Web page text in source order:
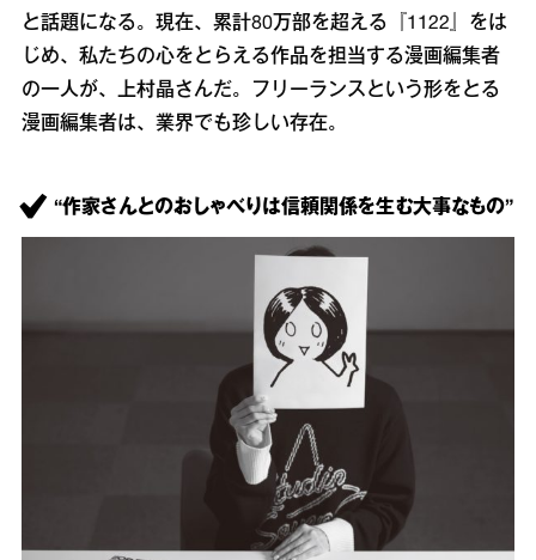
と話題になる。現在、累計80万部を超える『1122』をは
じめ、私たちの心をとらえる作品を担当する漫画編集者
の一人が、上村晶さんだ。フリーランスという形をとる
漫画編集者は、業界でも珍しい存在。
“作家さんとのおしゃべりは信頼関係を生む大事なもの”